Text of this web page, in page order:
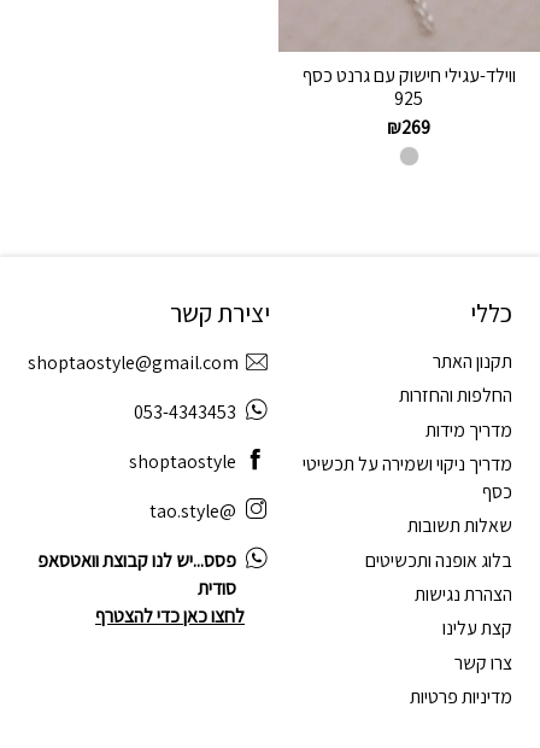
ווילד-עגילי חישוק עם גרנט כסף
925
₪269
כללי
תקנון האתר
החלפות והחזרות
מדריך מידות
מדריך ניקוי ושמירה על תכשיטי
כסף
שאלות תשובות
בלוג אופנה ותכשיטים
הצהרת נגישות
קצת עלינו
צרו קשר
מדיניות פרטיות
יצירת קשר
shoptaostyle@gmail.com
053-4343453
shoptaostyle
@tao.style
פסס...יש לנו קבוצת וואטסאפ
סודית
לחצו כאן כדי להצטרף